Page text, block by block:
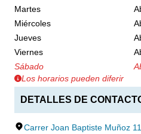
Martes
Miércoles
Jueves
Viernes
Sábado
Los horarios pueden diferir
DETALLES DE
Carrer Joan Baptiste Muñoz 11,